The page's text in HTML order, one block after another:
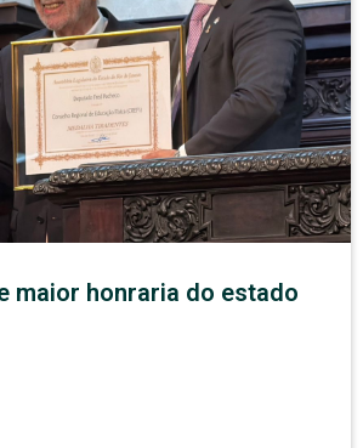
maior honraria do estado